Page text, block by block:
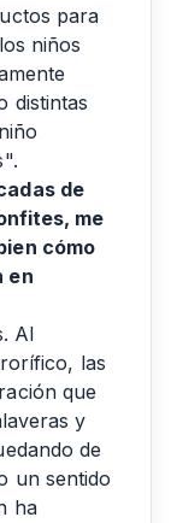
para
niños
distintas
de
me
cómo
en
Al
las
que
y
de
un sentido
ha